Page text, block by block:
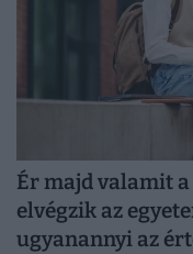
Ér majd valamit
elvégzik az
ugyanannyi az